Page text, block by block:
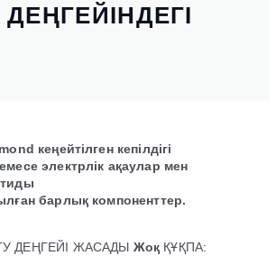
кеңейтілген кепілдігі
электрлік ақаулар мен
барлық компоненттер.
ДЕҢГЕЙІ ЖАСАДЫ Жоқ ҚҰҚПА: